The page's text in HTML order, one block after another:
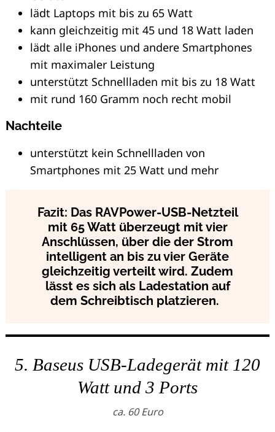
lädt Laptops mit bis zu 65 Watt
kann gleichzeitig mit 45 und 18 Watt laden
lädt alle iPhones und andere Smartphones
mit maximaler Leistung
unterstützt Schnellladen mit bis zu 18 Watt
mit rund 160 Gramm noch recht mobil
Nachteile
unterstützt kein Schnellladen von
Smartphones mit 25 Watt und mehr
Fazit: Das RAVPower-USB-Netzteil
mit 65 Watt überzeugt mit vier
Anschlüssen, über die der Strom
intelligent an bis zu vier Geräte
gleichzeitig verteilt wird. Zudem
lässt es sich als Ladestation auf
dem Schreibtisch platzieren.
5. Baseus USB-Ladegerät mit 120
Watt und 3 Ports
ca. 60 Euro